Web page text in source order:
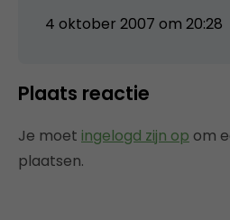
4 oktober 2007 om 20:28
Plaats reactie
Je moet ingelogd zijn op om
plaatsen.